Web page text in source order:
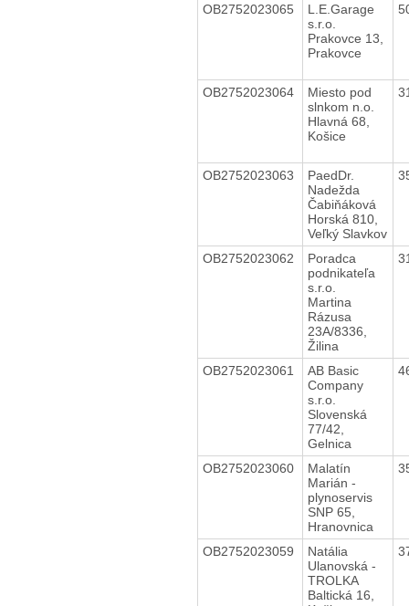
OB2752023065
L.E.Garage
s.r.o.
Prakovce 13,
Prakovce
OB2752023064
Miesto pod
slnkom n.o.
Hlavná 68,
Košice
OB2752023063
PaedDr.
Nadežda
Čabiňáková
Horská 810,
Veľký Slavkov
OB2752023062
Poradca
podnikateľa
s.r.o.
Martina
Rázusa
23A/8336,
Žilina
OB2752023061
AB Basic
Company
s.r.o.
Slovenská
77/42,
Gelnica
OB2752023060
Malatín
Marián -
plynoservis
SNP 65,
Hranovnica
OB2752023059
Natália
Ulanovská -
TROLKA
Baltická 16,